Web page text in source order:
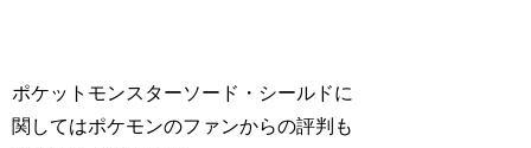
ポケットモンスターソード・シールドに
関してはポケモンのファンからの評判も